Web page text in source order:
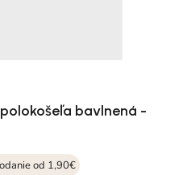
bavlnená -
od 1,90€